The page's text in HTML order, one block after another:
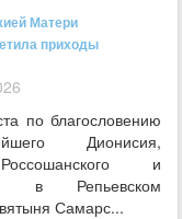
Матери
приходы
по благословению
Дионисия,
и
в Репьевском
Самарс...